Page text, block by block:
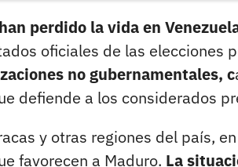
perdido la vida en
oficiales de las elecciones
no gubernamentales, c
defiende a los considerados
y otras regiones del país,
favorecen a Maduro. La